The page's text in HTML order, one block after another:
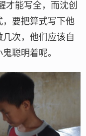
才能写全，而沈创
要把算式写下他
次，他们应该自
聪明着呢。